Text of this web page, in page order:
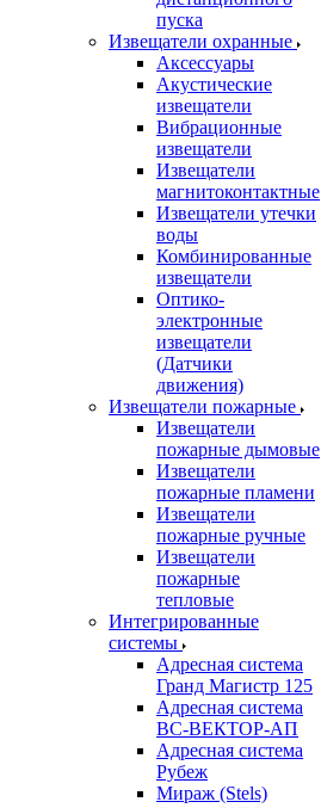
пуска
Извещатели охранные
Аксессуары
Акустические
извещатели
Вибрационные
извещатели
Извещатели
магнитоконтактные
Извещатели утечки
воды
Комбинированные
извещатели
Оптико-
электронные
извещатели
(Датчики
движения)
Извещатели пожарные
Извещатели
пожарные дымовые
Извещатели
пожарные пламени
Извещатели
пожарные ручные
Извещатели
пожарные
тепловые
Интегрированные
системы
Адресная система
Гранд Магистр 125
Адресная система
ВС-ВЕКТОР-АП
Адресная система
Рубеж
Мираж (Stels)